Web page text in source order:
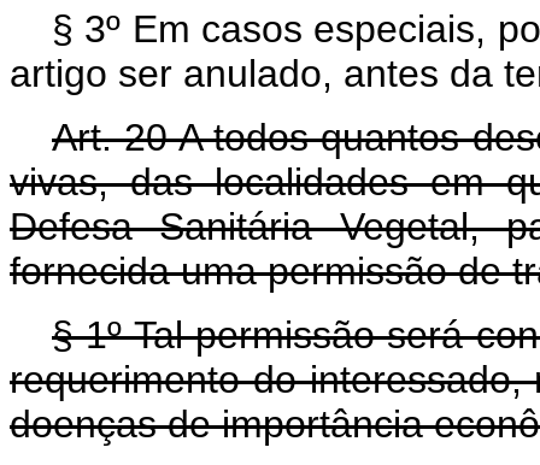
§ 3º Em casos especiais,
artigo ser anulado, antes da
Art. 20 A todos quantos
vivas, das localidades em
Defesa Sanitária Vegetal,
fornecida uma permissão de
§ 1º Tal permissão será
requerimento do
doenças de importância